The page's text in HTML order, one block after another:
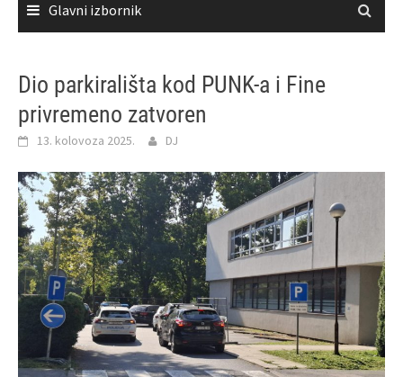
Glavni izbornik
Dio parkirališta kod PUNK-a i Fine
privremeno zatvoren
13. kolovoza 2025. DJ